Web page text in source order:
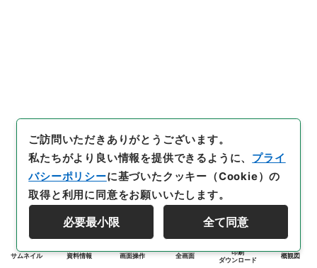
サムネイル 資料情報 画面操作 全画面
印刷
ダウンロード
概観図
ご訪問いただきありがとうございます。
私たちがより良い情報を提供できるように、 プライ
バシーポリシーに基づいたクッキー（Cookie）の
取得と利用に同意をお願いいたします。
必要最小限 全て同意